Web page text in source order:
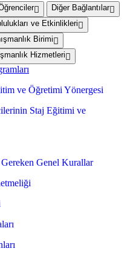
Diğer Bağlantılar
ve Etkinlikleri
Birimi
Hizmetleri
ve Öğretimi Yönergesi
Staj Eğitimi ve
Genel Kurallar